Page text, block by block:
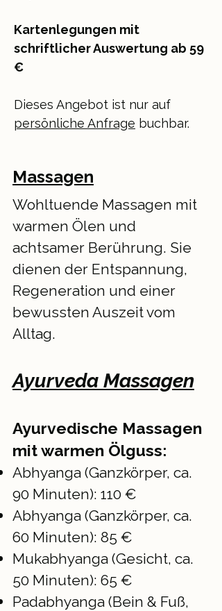
Kartenlegungen mit
schriftlicher Auswertung ab 59
€
Dieses Angebot ist nur auf
persönliche Anfrage buchbar.
Massagen
Wohltuende Massagen mit
warmen Ölen und
achtsamer Berührung. Sie
dienen der Entspannung,
Regeneration und einer
bewussten Auszeit vom
Alltag.
Ayurveda Massagen
Ayurvedische Massagen
mit warmen Ölguss:
Abhyanga (Ganzkörper, ca.
90 Minuten): 110 €
Abhyanga (Ganzkörper, ca.
60 Minuten): 85 €
Mukabhyanga (Gesicht, ca.
50 Minuten): 65 €
Padabhyanga (Bein & Fuß,